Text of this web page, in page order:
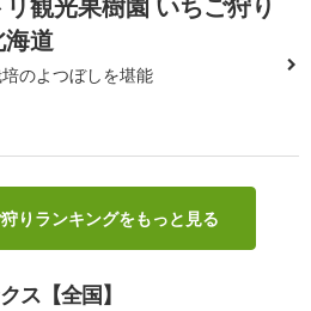
海道
のよつぼしを堪能
りランキングをもっと見る
ス【全国】